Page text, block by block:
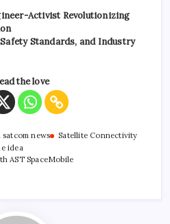
Activist Revolutionizing
Standards, and Industry
the love
satcom news
Satellite Connectivity
idea
AST SpaceMobile